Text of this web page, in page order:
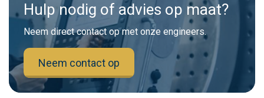
Hulp nodig of advies op maat?
Neem direct contact op met onze engineers.
Neem contact op